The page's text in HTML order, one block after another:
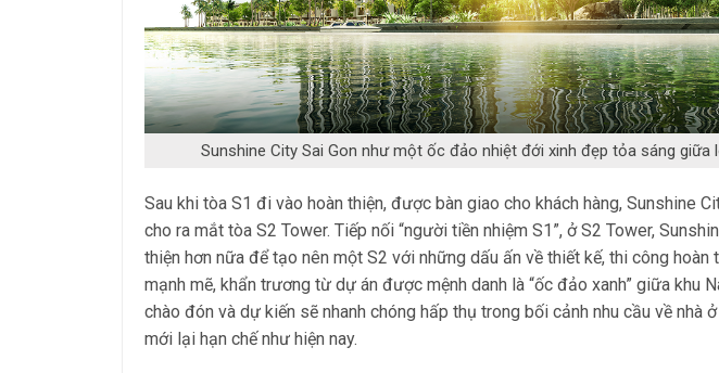
Sunshine City Sai Gon như một ốc đảo nhiệt đới xinh đẹp tỏa sáng giữa
Sau khi tòa S1 đi vào hoàn thiện, được bàn giao cho khách hàng, Sunshine
cho ra mắt tòa S2 Tower. Tiếp nối “người tiền nhiệm S1”, ở S2 Tower,
thiện hơn nữa để tạo nên một S2 với những dấu ấn về thiết kế, thi công
mạnh mẽ, khẩn trương từ dự án được mệnh danh là “ốc đảo xanh” giữa khu
chào đón và dự kiến sẽ nhanh chóng hấp thụ trong bối cảnh nhu cầu về nhà
mới lại hạn chế như hiện nay.